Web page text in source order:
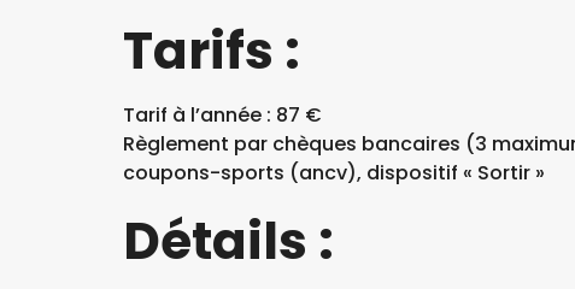
Tarifs :
Tarif à l’année : 87 €
Règlement par chèques bancaires (3
coupons-sports (ancv), dispositif « Sortir »
Détails :